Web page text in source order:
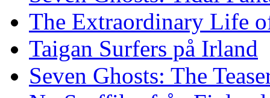
The Extraordinary Life
Taigan Surfers på Irland
Seven Ghosts: The